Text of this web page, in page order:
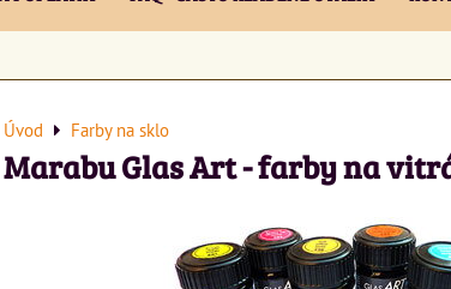
Úvod Farby na sklo
Marabu Glas Art - farby na